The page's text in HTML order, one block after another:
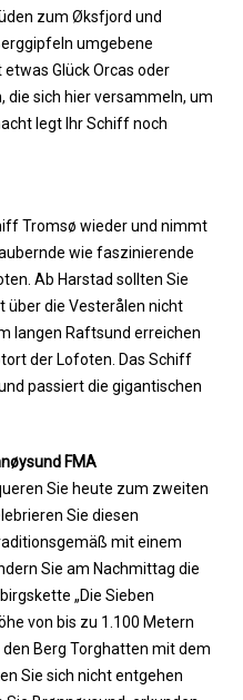
zum Øksfjord und
umgebene
Glück Orcas oder
die sich hier versammeln, um
legt Ihr Schiff noch
Tromsø wieder und nimmt
wie faszinierende
Ab Harstad sollten Sie
über die Vesterålen nicht
langen Raftsund erreichen
der Lofoten. Das Schiff
passiert die gigantischen
FMA
Sie heute zum zweiten
Sie diesen
mit einem
Sie am Nachmittag die
„Die Sieben
von bis zu 1.100 Metern
Berg Torghatten mit dem
Sie sich nicht entgehen